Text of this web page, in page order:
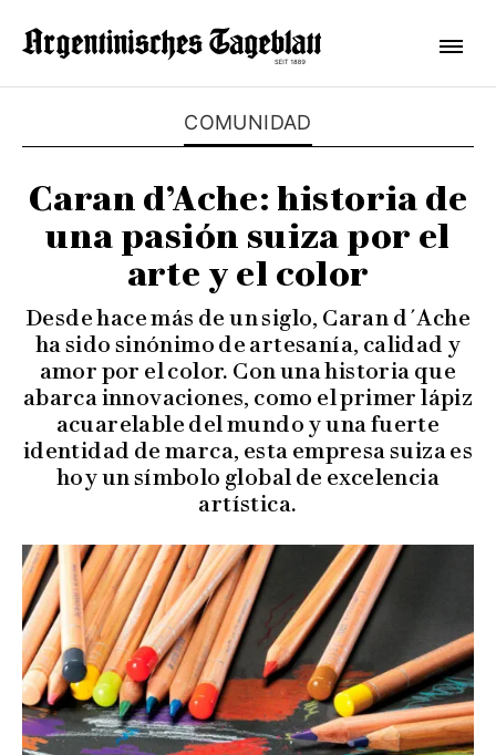
COMUNIDAD
Caran d’Ache: historia de
una pasión suiza por el
arte y el color
Desde hace más de un siglo, Caran d´Ache
ha sido sinónimo de artesanía, calidad y
amor por el color. Con una historia que
abarca innovaciones, como el primer lápiz
acuarelable del mundo y una fuerte
identidad de marca, esta empresa suiza es
hoy un símbolo global de excelencia
artística.